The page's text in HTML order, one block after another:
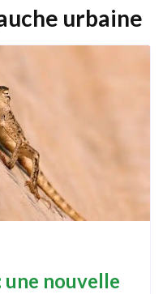
urbaine
une nouvelle